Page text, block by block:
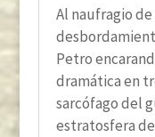
Al naufragio
Petro
dramática en
sarcófago del
estratosfera